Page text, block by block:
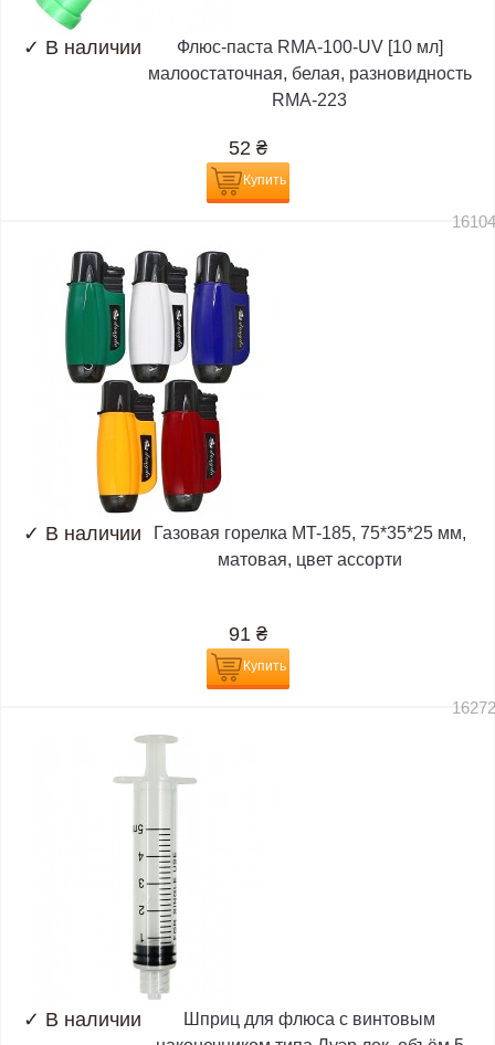
✓ В наличии
Флюс-паста RMA-100-UV [10 мл]
малоостаточная, белая, разновидность
RMA-223
52 ₴
Купить
✓ В наличии
Газовая горелка MT-185, 75*35*25 мм,
матовая, цвет ассорти
91 ₴
Купить
✓ В наличии
Шприц для флюса с винтовым